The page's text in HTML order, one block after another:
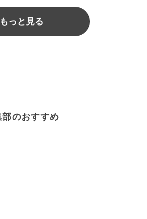
もっと見る
部のおすすめ